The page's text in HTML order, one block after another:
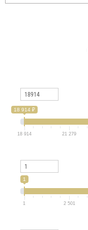
18 914 ₽
18 914 21 279
1
1 2 501